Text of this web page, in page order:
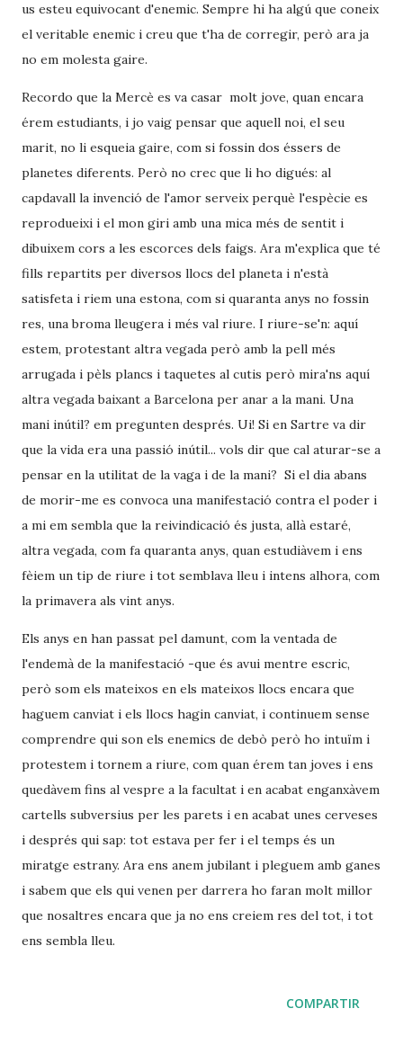
us esteu equivocant d'enemic. Sempre hi ha algú que coneix
el veritable enemic i creu que t'ha de corregir, però ara ja
no em molesta gaire.
Recordo que la Mercè es va casar molt jove, quan encara
érem estudiants, i jo vaig pensar que aquell noi, el seu
marit, no li esqueia gaire, com si fossin dos éssers de
planetes diferents. Però no crec que li ho digués: al
capdavall la invenció de l'amor serveix perquè l'espècie es
reprodueixi i el mon giri amb una mica més de sentit i
dibuixem cors a les escorces dels faigs. Ara m'explica que té
fills repartits per diversos llocs del planeta i n'està
satisfeta i riem una estona, com si quaranta anys no fossin
res, una broma lleugera i més val riure. I riure-se'n: aquí
estem, protestant altra vegada però amb la pell més
arrugada i pèls plancs i taquetes al cutis però mira'ns aquí
altra vegada baixant a Barcelona per anar a la mani. Una
mani inútil? em pregunten després. Ui! Si en Sartre va dir
que la vida era una passió inútil... vols dir que cal aturar-se a
pensar en la utilitat de la vaga i de la mani? Si el dia abans
de morir-me es convoca una manifestació contra el poder i
a mi em sembla que la reivindicació és justa, allà estaré,
altra vegada, com fa quaranta anys, quan estudiàvem i ens
fèiem un tip de riure i tot semblava lleu i intens alhora, com
la primavera als vint anys.
Els anys en han passat pel damunt, com la ventada de
l'endemà de la manifestació -que és avui mentre escric,
però som els mateixos en els mateixos llocs encara que
haguem canviat i els llocs hagin canviat, i continuem sense
comprendre qui son els enemics de debò però ho intuïm i
protestem i tornem a riure, com quan érem tan joves i ens
quedàvem fins al vespre a la facultat i en acabat enganxàvem
cartells subversius per les parets i en acabat unes cerveses
i després qui sap: tot estava per fer i el temps és un
miratge estrany. Ara ens anem jubilant i pleguem amb ganes
i sabem que els qui venen per darrera ho faran molt millor
que nosaltres encara que ja no ens creiem res del tot, i tot
ens sembla lleu.
COMPARTIR